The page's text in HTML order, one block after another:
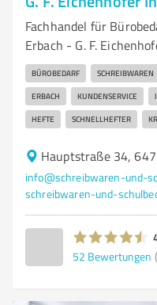
Fachhandel für
Erbach - G. F.
BÜROBEDARF SCHREIBWAREN
ERBACH KUNDENSERVICE
HEFTE SCHNELLHEFTER
Hauptstraße 34,
info@schreibwaren-und-
schreibwaren-und-
52 Bewertungen